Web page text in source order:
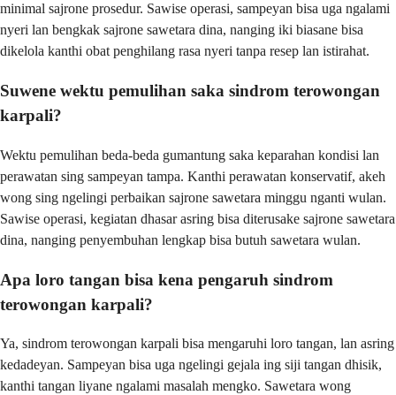
minimal sajrone prosedur. Sawise operasi, sampeyan bisa uga ngalami
nyeri lan bengkak sajrone sawetara dina, nanging iki biasane bisa
dikelola kanthi obat penghilang rasa nyeri tanpa resep lan istirahat.
Suwene wektu pemulihan saka sindrom terowongan
karpali?
Wektu pemulihan beda-beda gumantung saka keparahan kondisi lan
perawatan sing sampeyan tampa. Kanthi perawatan konservatif, akeh
wong sing ngelingi perbaikan sajrone sawetara minggu nganti wulan.
Sawise operasi, kegiatan dhasar asring bisa diterusake sajrone sawetara
dina, nanging penyembuhan lengkap bisa butuh sawetara wulan.
Apa loro tangan bisa kena pengaruh sindrom
terowongan karpali?
Ya, sindrom terowongan karpali bisa mengaruhi loro tangan, lan asring
kedadeyan. Sampeyan bisa uga ngelingi gejala ing siji tangan dhisik,
kanthi tangan liyane ngalami masalah mengko. Sawetara wong